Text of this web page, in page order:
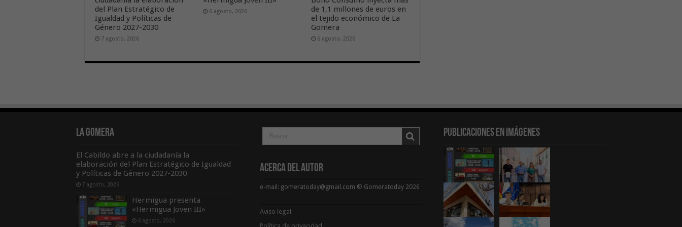
del Plan Estratégico de
Igualdad y Políticas de
Género 2027-2030
7 agosto, 2026
6 agosto, 2026
de 1,1 millones de euros en
el tejido económico de La
Gomera
6 agosto, 2026
La Gomera
El Cabildo abre a la ciudadanía la
elaboración del Plan Estratégico de Igualdad
y Políticas de Género 2027-2030
7 agosto, 2026
Hermigua presenta
«Hermigua Joven III»
6 agosto, 2026
Acerca del Autor
e-mail: gomeratoday@gmail.com © Gomeratoday 2026
Aviso legal
Publicaciones en Imágenes